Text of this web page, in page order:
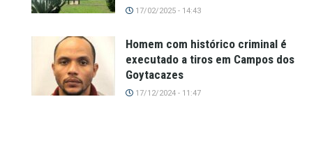
17/02/2025 - 14:43
Homem com histórico criminal é
executado a tiros em Campos dos
Goytacazes
17/12/2024 - 11:47